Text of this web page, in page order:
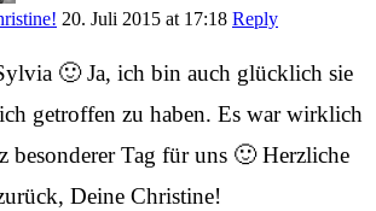
20. Juli 2015 at 17:18 Reply
🙂 Ja, ich bin auch glücklich sie
getroffen zu haben. Es war wirklich
besonderer Tag für uns 🙂 Herzliche
Deine Christine!